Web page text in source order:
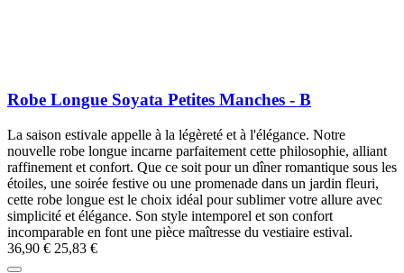
Robe Longue Soyata Petites Manches - B
La saison estivale appelle à la légèreté et à l'élégance. Notre
nouvelle robe longue incarne parfaitement cette philosophie, alliant
raffinement et confort. Que ce soit pour un dîner romantique sous les
étoiles, une soirée festive ou une promenade dans un jardin fleuri,
cette robe longue est le choix idéal pour sublimer votre allure avec
simplicité et élégance. Son style intemporel et son confort
incomparable en font une pièce maîtresse du vestiaire estival.
36,90 € 25,83 €